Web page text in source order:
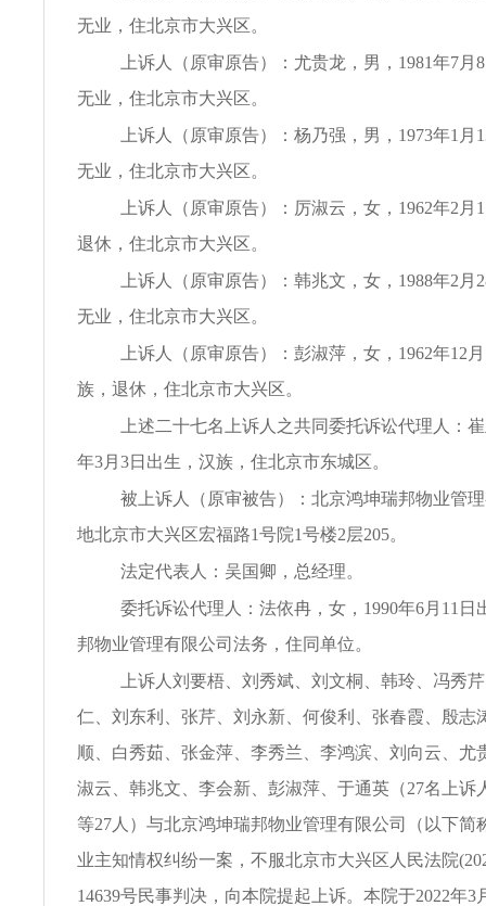
无业，住北京市大兴区。
上诉人（原审原告）：尤贵龙，男，1981年7月
无业，住北京市大兴区。
上诉人（原审原告）：杨乃强，男，1973年1月
无业，住北京市大兴区。
上诉人（原审原告）：厉淑云，女，1962年2月
退休，住北京市大兴区。
上诉人（原审原告）：韩兆文，女，1988年2月
无业，住北京市大兴区。
上诉人（原审原告）：彭淑萍，女，1962年12
族，退休，住北京市大兴区。
上述二十七名上诉人之共同委托诉讼代理人：
年3月3日出生，汉族，住北京市东城区。
被上诉人（原审被告）：北京鸿坤瑞邦物业管
地北京市大兴区宏福路1号院1号楼2层205。
法定代表人：吴国卿，总经理。
委托诉讼代理人：法依冉，女，1990年6月11日
邦物业管理有限公司法务，住同单位。
上诉人刘要梧、刘秀斌、刘文桐、韩玲、冯秀
仁、刘东利、张芹、刘永新、何俊利、张春霞、殷志
顺、白秀茹、张金萍、李秀兰、李鸿滨、刘向云、尤
淑云、韩兆文、李会新、彭淑萍、于通英（27名上诉
等27人）与北京鸿坤瑞邦物业管理有限公司（以下简
业主知情权纠纷一案，不服北京市大兴区人民法院
14639号民事判决，向本院提起上诉。本院于2022年3